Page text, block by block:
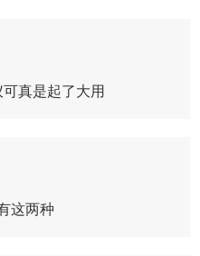
真是起了大用
这两种